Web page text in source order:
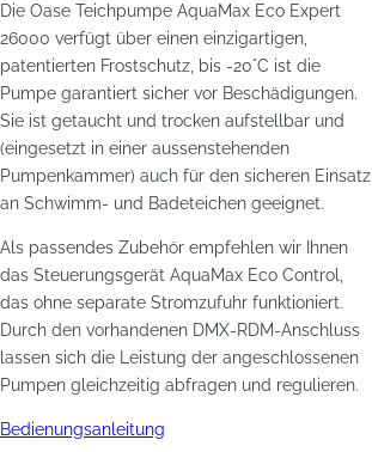
Die Oase Teichpumpe AquaMax Eco Expert
26000 verfügt über einen einzigartigen,
patentierten Frostschutz, bis -20°C ist die
Pumpe garantiert sicher vor Beschädigungen.
Sie ist getaucht und trocken aufstellbar und
(eingesetzt in einer aussenstehenden
Pumpenkammer) auch für den sicheren Einsatz
an Schwimm- und Badeteichen geeignet.
Als passendes Zubehör empfehlen wir Ihnen
das Steuerungsgerät AquaMax Eco Control,
das ohne separate Stromzufuhr funktioniert.
Durch den vorhandenen DMX-RDM-Anschluss
lassen sich die Leistung der angeschlossenen
Pumpen gleichzeitig abfragen und regulieren.
Bedienungsanleitung